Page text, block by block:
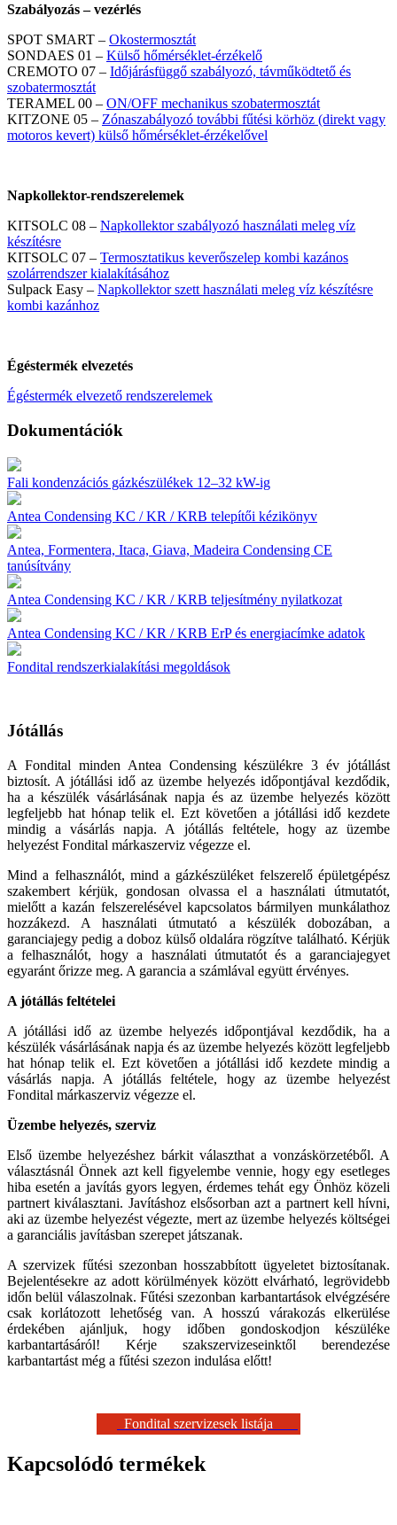
Szabályozás – vezérlés
SPOT SMART – Okostermosztát
SONDAES 01 – Külső hőmérséklet-érzékelő
CREMOTO 07 – Időjárásfüggő szabályozó, távműködtető és
szobatermosztát
TERAMEL 00 – ON/OFF mechanikus szobatermosztát
KITZONE 05 – Zónaszabályozó további fűtési körhöz (direkt vagy
motoros kevert) külső hőmérséklet-érzékelővel
Napkollektor-rendszerelemek
KITSOLC 08 – Napkollektor szabályozó használati meleg víz
készítésre
KITSOLC 07 – Termosztatikus keverőszelep kombi kazános
szolárrendszer kialakításához
Sulpack Easy – Napkollektor szett használati meleg víz készítésre
kombi kazánhoz
Égéstermék elvezetés
Égéstermék elvezető rendszerelemek
Dokumentációk
Fali kondenzációs gázkészülékek 12–32 kW-ig
Antea Condensing KC / KR / KRB telepítői kézikönyv
Antea, Formentera, Itaca, Giava, Madeira Condensing CE
tanúsítvány
Antea Condensing KC / KR / KRB teljesítmény nyilatkozat
Antea Condensing KC / KR / KRB ErP és energiacímke adatok
Fondital rendszerkialakítási megoldások
Jótállás
A Fondital minden Antea Condensing készülékre 3 év jótállást
biztosít. A jótállási idő az üzembe helyezés időpontjával kezdődik,
ha a készülék vásárlásának napja és az üzembe helyezés között
legfeljebb hat hónap telik el. Ezt követően a jótállási idő kezdete
mindig a vásárlás napja. A jótállás feltétele, hogy az üzembe
helyezést Fondital márkaszerviz végezze el.
Mind a felhasználót, mind a gázkészüléket felszerelő épületgépész
szakembert kérjük, gondosan olvassa el a használati útmutatót,
mielőtt a kazán felszerelésével kapcsolatos bármilyen munkálathoz
hozzákezd. A használati útmutató a készülék dobozában, a
garanciajegy pedig a doboz külső oldalára rögzítve található. Kérjük
a felhasználót, hogy a használati útmutatót és a garanciajegyet
egyaránt őrizze meg. A garancia a számlával együtt érvényes.
A jótállás feltételei
A jótállási idő az üzembe helyezés időpontjával kezdődik, ha a
készülék vásárlásának napja és az üzembe helyezés között legfeljebb
hat hónap telik el. Ezt követően a jótállási idő kezdete mindig a
vásárlás napja. A jótállás feltétele, hogy az üzembe helyezést
Fondital márkaszerviz végezze el.
Üzembe helyezés, szerviz
Első üzembe helyezéshez bárkit választhat a vonzáskörzetéből. A
választásnál Önnek azt kell figyelembe vennie, hogy egy esetleges
hiba esetén a javítás gyors legyen, érdemes tehát egy Önhöz közeli
partnert kiválasztani. Javításhoz elsősorban azt a partnert kell hívni,
aki az üzembe helyezést végezte, mert az üzembe helyezés költségei
a garanciális javításban szerepet játszanak.
A szervizek fűtési szezonban hosszabbított ügyeletet biztosítanak.
Bejelentésekre az adott körülmények között elvárható, legrövidebb
időn belül válaszolnak. Fűtési szezonban karbantartások elvégzésére
csak korlátozott lehetőség van. A hosszú várakozás elkerülése
érdekében ajánljuk, hogy időben gondoskodjon készüléke
karbantartásáról! Kérje szakszervizeseinktől berendezése
karbantartást még a fűtési szezon indulása előtt!
Fondital szervizesek listája
Kapcsolódó termékek